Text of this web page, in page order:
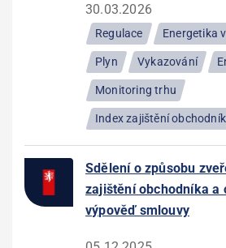
30.03.2026
Regulace Energetika
Plyn Vykazování
Monitoring trhu
Index zajištění
Sdělení o způsobu
zajištění obchodníka a
výpověď smlouvy